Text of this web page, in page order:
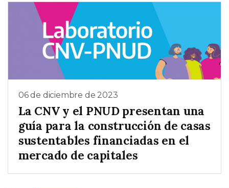
06 de diciembre de 2023
La CNV y el PNUD presentan una
guía para la construcción de casas
sustentables financiadas en el
mercado de capitales